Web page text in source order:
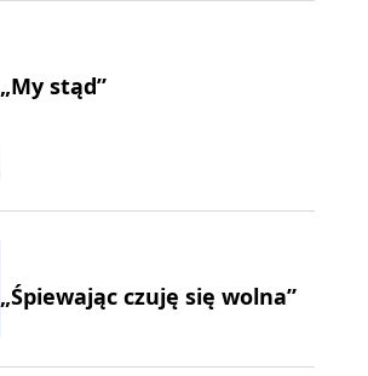
„My stąd”
„Śpiewając czuję się wolna”